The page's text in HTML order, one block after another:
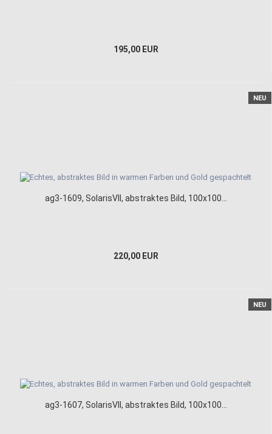
195,00 EUR
NEU
ag3-1609, SolarisVII, abstraktes Bild, 100x100...
220,00 EUR
NEU
ag3-1607, SolarisVII, abstraktes Bild, 100x100...